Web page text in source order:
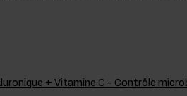
+ Vitamine C - Contrôle